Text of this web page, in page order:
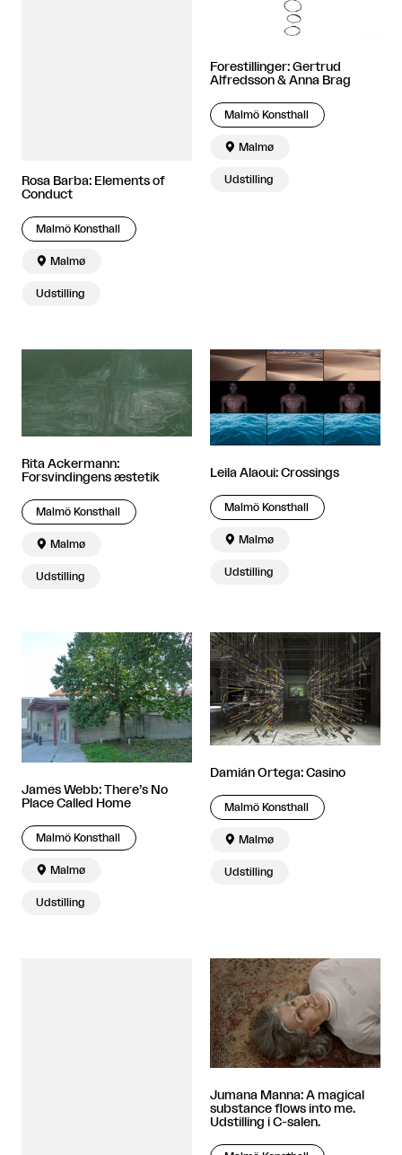
Rosa Barba: Elements of
Conduct
Malmö Konsthall
 Malmø
Udstilling
Forestillinger: Gertrud
Alfredsson & Anna Brag
Malmö Konsthall
 Malmø
Udstilling
Rita Ackermann:
Forsvindingens æstetik
Malmö Konsthall
 Malmø
Udstilling
Leila Alaoui: Crossings
Malmö Konsthall
 Malmø
Udstilling
James Webb: There’s No
Place Called Home
Malmö Konsthall
 Malmø
Udstilling
Damián Ortega: Casino
Malmö Konsthall
 Malmø
Udstilling
Jumana Manna: A magical
substance flows into me.
Udstilling i C-salen.